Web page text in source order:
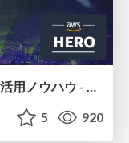
現場で使える AWS DevOps Agent 活用ノウハウ - Release Management 機能の検証結果を添えて / AWS DevOps Agent Release Management and Know-How
5 920